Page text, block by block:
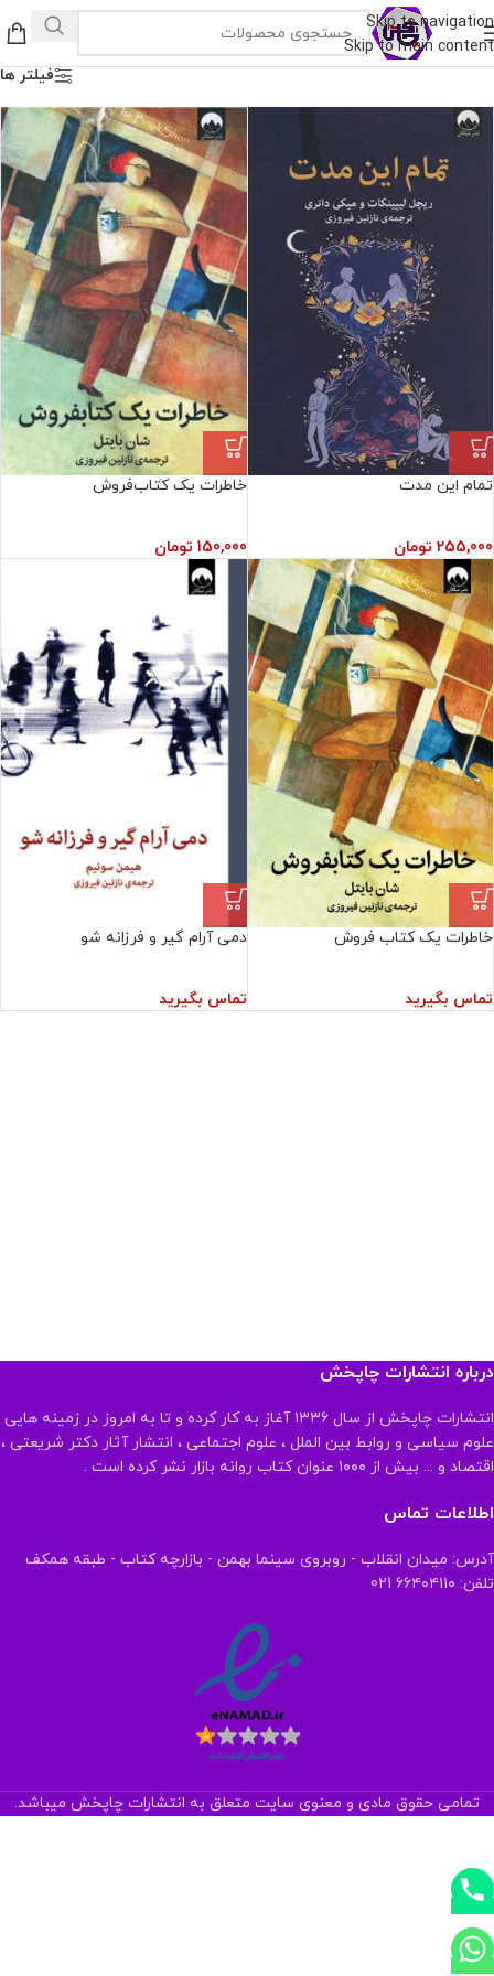
Skip to navigation
Skip to main content
فیلتر ها
تمام این مدت
255,000 تومان
خاطرات یک کتاب‌فروش
150,000 تومان
خاطرات یک کتاب فروش
تماس بگیرید
دمی آرام گیر و فرزانه شو
تماس بگیرید
درباره انتشارات چاپخش
انتشارات چاپخش از سال ۱۳۳۶ آغاز به کار کرده و تا به امروز در زمینه هایی
علوم سیاسی و روابط بین الملل ، علوم اجتماعی ، انتشار آثار دکتر شریعتی ،
اقتصاد و ... بیش از ۱۰۰۰ عنوان کتاب روانه بازار نشر کرده است .
اطلاعات تماس
آدرس: میدان انقلاب - روبروی سینما بهمن - بازارچه کتاب - طبقه همکف
تلفن: ۶۶۴۰۴۱۱۰ 021
تمامی حقوق مادی و معنوی سایت متعلق به انتشارات چاپخش میباشد.